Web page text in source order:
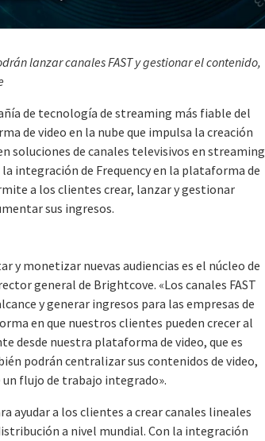
lanzar canales FAST y gestionar el contenido,
de tecnología de streaming más fiable del
de video en la nube que impulsa la creación
soluciones de canales televisivos en streaming
integración de Frequency en la plataforma de
a los clientes crear, lanzar y gestionar
sus ingresos.
y monetizar nuevas audiencias es el núcleo de
general de Brightcove. «Los canales FAST
y generar ingresos para las empresas de
en que nuestros clientes pueden crecer al
desde nuestra plataforma de video, que es
podrán centralizar sus contenidos de video,
flujo de trabajo integrado».
ayudar a los clientes a crear canales lineales
a nivel mundial. Con la integración